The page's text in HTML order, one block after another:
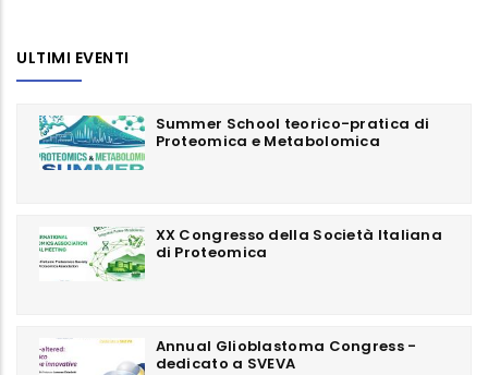
ULTIMI EVENTI
Summer School teorico-pratica di
Proteomica e Metabolomica
XX Congresso della Società Italiana
di Proteomica
Annual Glioblastoma Congress -
dedicato a SVEVA